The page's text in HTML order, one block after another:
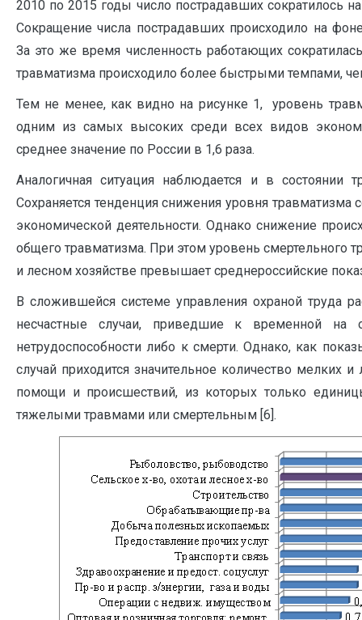
2010 по 2015 годы число пострадавших сократилось
Сокращение числа пострадавших происходило на
За это же время численность работающих
травматизма происходило более быстрыми темпами,
Тем не менее, как видно на рисунке 1, уровень
одним из самых высоких среди всех видов
среднее значение по России в 1,6 раза.
Аналогичная ситуация наблюдается и в состоянии
Сохраняется тенденция снижения уровня
экономической деятельности. Однако снижение
общего травматизма. При этом уровень смертельного
и лесном хозяйстве превышает среднероссийские
В сложившейся системе управления охраной труда
несчастные случаи, приведшие к временной
нетрудоспособности либо к смерти. Однако, как
случай приходится значительное количество мелких
помощи и происшествий, из которых только
тяжелыми травмами или смертельным [6].